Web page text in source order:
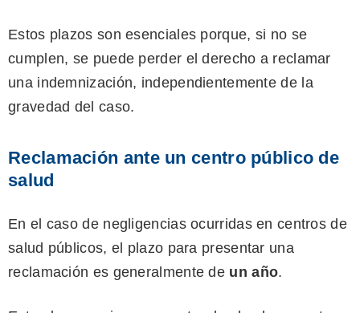
Estos plazos son esenciales porque, si no se
cumplen, se puede perder el derecho a reclamar
una indemnización, independientemente de la
gravedad del caso.
Reclamación ante un centro público de
salud
En el caso de negligencias ocurridas en centros de
salud públicos, el plazo para presentar una
reclamación es generalmente de un año.